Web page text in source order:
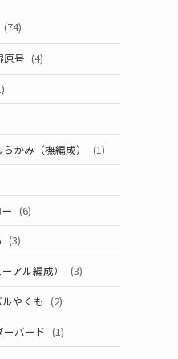
(74)
原号 (4)
かみ（橅編成）
(1)
(6)
(3)
アル編成）
(3)
やくも (2)
バード (1)